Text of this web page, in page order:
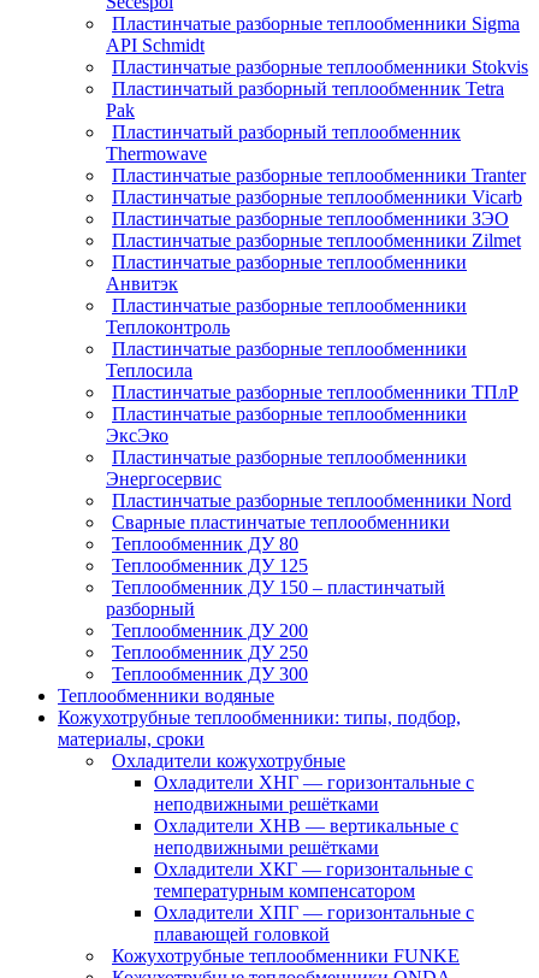
Пластинчатые разборные теплообменники Sigma
API Schmidt
Пластинчатые разборные теплообменники Stokvis
Пластинчатый разборный теплообменник Tetra
Pak
Пластинчатый разборный теплообменник
Thermowave
Пластинчатые разборные теплообменники Tranter
Пластинчатые разборные теплообменники Vicarb
Пластинчатые разборные теплообменники ЗЭО
Пластинчатые разборные теплообменники Zilmet
Пластинчатые разборные теплообменники
Анвитэк
Пластинчатые разборные теплообменники
Теплоконтроль
Пластинчатые разборные теплообменники
Теплосила
Пластинчатые разборные теплообменники ТПлР
Пластинчатые разборные теплообменники
ЭксЭко
Пластинчатые разборные теплообменники
Энергосервис
Пластинчатые разборные теплообменники Nord
Сварные пластинчатые теплообменники
Теплообменник ДУ 80
Теплообменник ДУ 125
Теплообменник ДУ 150 – пластинчатый
разборный
Теплообменник ДУ 200
Теплообменник ДУ 250
Теплообменник ДУ 300
Теплообменники водяные
Кожухотрубные теплообменники: типы, подбор,
материалы, сроки
Охладители кожухотрубные
Охладители ХНГ — горизонтальные с
неподвижными решётками
Охладители ХНВ — вертикальные с
неподвижными решётками
Охладители ХКГ — горизонтальные с
температурным компенсатором
Охладители ХПГ — горизонтальные с
плавающей головкой
Кожухотрубные теплообменники FUNKE